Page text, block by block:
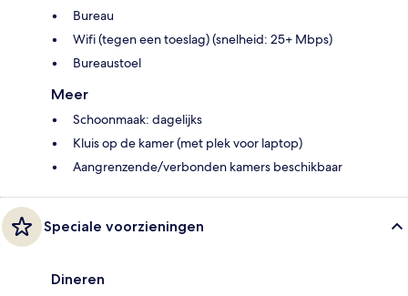
Bureau
Wifi (tegen een toeslag) (snelheid: 25+ Mbps)
Bureaustoel
Meer
Schoonmaak: dagelijks
Kluis op de kamer (met plek voor laptop)
Aangrenzende/verbonden kamers beschikbaar
Speciale voorzieningen
Dineren